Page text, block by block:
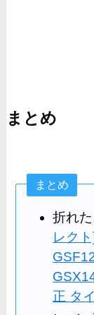
まとめ
まとめ
折れ
レク
正 タ